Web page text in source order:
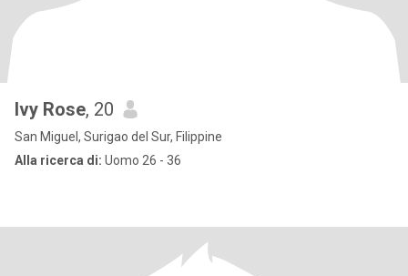
Ivy Rose, 20
San Miguel, Surigao del Sur, Filippine
Alla ricerca di: Uomo 26 - 36